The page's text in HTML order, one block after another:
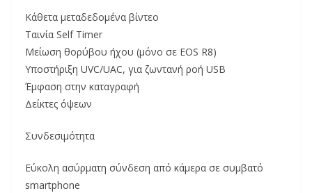
Κάθετα μεταδεδομένα βίντεο
Ταινία Self Timer
Μείωση θορύβου ήχου (μόνο σε EOS R8)
Υποστήριξη UVC/UAC, για ζωντανή ροή USB
Έμφαση στην καταγραφή
Δείκτες όψεων
Συνδεσιμότητα
Εύκολη ασύρματη σύνδεση από κάμερα σε συμβατό
smartphone